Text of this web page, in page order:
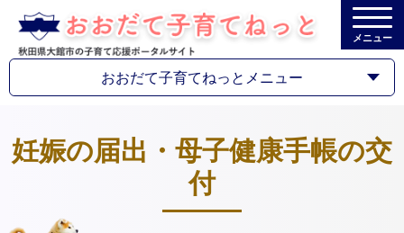
メニュー
おおだて子育てねっとメニュー
妊娠の届出・母子健康手帳の交
付